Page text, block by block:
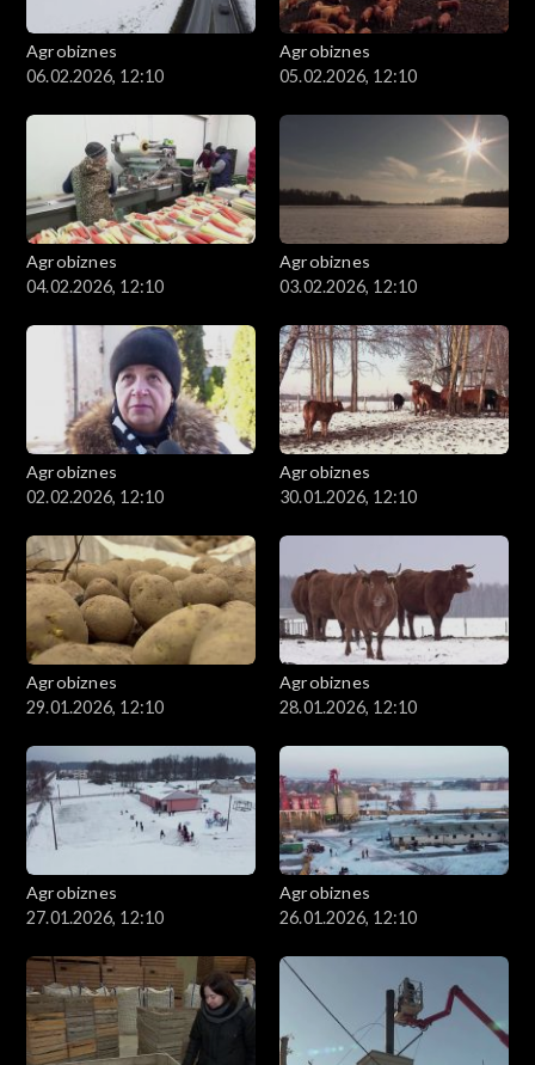
Agrobiznes
06.02.2026, 12:10
Agrobiznes
05.02.2026, 12:10
Agrobiznes
04.02.2026, 12:10
Agrobiznes
03.02.2026, 12:10
Agrobiznes
02.02.2026, 12:10
Agrobiznes
30.01.2026, 12:10
Agrobiznes
29.01.2026, 12:10
Agrobiznes
28.01.2026, 12:10
Agrobiznes
27.01.2026, 12:10
Agrobiznes
26.01.2026, 12:10